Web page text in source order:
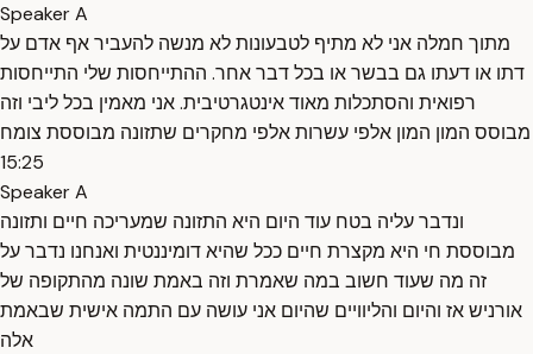
Speaker A
מתוך חמלה אני לא מתיף לטבעונות לא מנשה להעביר אף אדם על
דתו או דעתו גם בבשר או בכל דבר אחר. ההתייחסות שלי התייחסות
רפואית והסתכלות מאוד אינטגרטיבית. אני מאמין בכל ליבי וזה
מבוסס המון המון אלפי עשרות אלפי מחקרים שתזונה מבוססת צומח
15:25
Speaker A
ונדבר עליה בטח עוד היום היא התזונה שמעריכה חיים ותזונה
מבוססת חי היא מקצרת חיים ככל שהיא דומיננטית ואנחנו נדבר על
זה מה שעוד חשוב במה שאמרת וזה באמת שונה מהתקופה של
אורניש אז והיום והליוויים שהיום אני עושה עם התמה אישית שבאמת
אלה